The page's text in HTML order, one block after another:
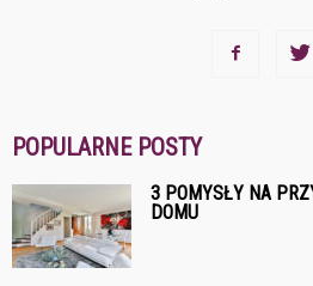
POPULARNE POSTY
3 POMYSŁY NA
DOMU